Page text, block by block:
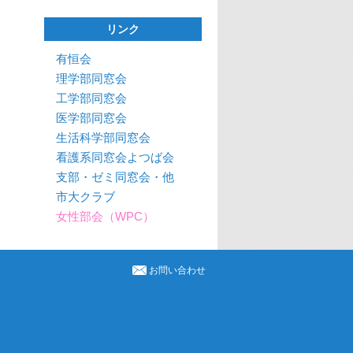
リンク
有恒会
理学部同窓会
工学部同窓会
医学部同窓会
生活科学部同窓会
看護系同窓会よつば会
支部・ゼミ同窓会・他
市大クラブ
女性部会（WPC）
お問い合わせ